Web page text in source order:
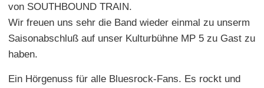
von SOUTHBOUND TRAIN.
Wir freuen uns sehr die Band wieder einmal zu unserm
Saisonabschluß auf unser Kulturbühne MP 5 zu Gast zu
haben.
Ein Hörgenuss für alle Bluesrock-Fans. Es rockt und